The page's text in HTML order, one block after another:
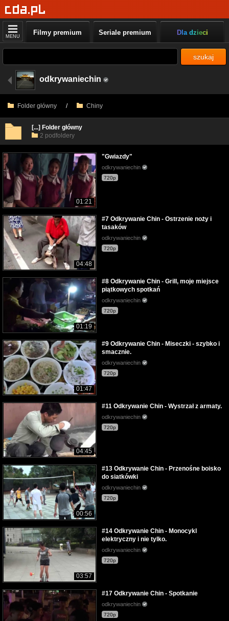
MENU Filmy premium Seriale premium Dla dzieci
szukaj
odkrywaniechin
Folder główny / Chiny
[...] Folder główny
2 podfoldery
01:21
"Gwiazdy"
odkrywaniechin
720p
04:48
#7 Odkrywanie Chin - Ostrzenie noży i
tasaków
odkrywaniechin
720p
01:19
#8 Odkrywanie Chin - Grill, moje miejsce
piątkowych spotkań
odkrywaniechin
720p
01:47
#9 Odkrywanie Chin - Miseczki - szybko i
smacznie.
odkrywaniechin
720p
04:45
#11 Odkrywanie Chin - Wystrzał z armaty.
odkrywaniechin
720p
00:56
#13 Odkrywanie Chin - Przenośne boisko
do siatkówki
odkrywaniechin
720p
03:57
#14 Odkrywanie Chin - Monocykl
elektryczny i nie tylko.
odkrywaniechin
720p
#17 Odkrywanie Chin - Spotkanie
odkrywaniechin
720p